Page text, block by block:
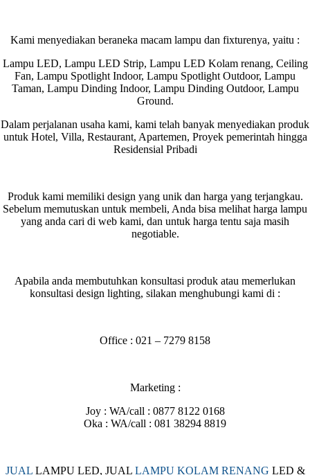
Kami menyediakan beraneka macam lampu dan fixturenya, yaitu :
Lampu LED, Lampu LED Strip, Lampu LED Kolam renang, Ceiling
Fan, Lampu Spotlight Indoor, Lampu Spotlight Outdoor, Lampu
Taman, Lampu Dinding Indoor, Lampu Dinding Outdoor, Lampu
Ground.
Dalam perjalanan usaha kami, kami telah banyak menyediakan produk
untuk Hotel, Villa, Restaurant, Apartemen, Proyek pemerintah hingga
Residensial Pribadi
Produk kami memiliki design yang unik dan harga yang terjangkau.
Sebelum memutuskan untuk membeli, Anda bisa melihat harga lampu
yang anda cari di web kami, dan untuk harga tentu saja masih
negotiable.
Apabila anda membutuhkan konsultasi produk atau memerlukan
konsultasi design lighting, silakan menghubungi kami di :
Office : 021 – 7279 8158
Marketing :
Joy : WA/call : 0877 8122 0168
Oka : WA/call : 081 38294 8819
JUAL LAMPU LED, JUALLAMPU KOLAM RENANG LED &